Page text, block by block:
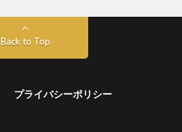
Back to Top
プライバシーポリシー